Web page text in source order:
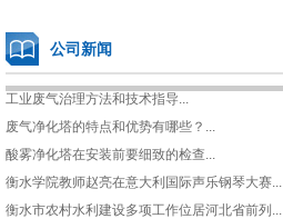
公司新闻
工业废气治理方法和技术指导...
废气净化塔的特点和优势有哪些？...
酸雾净化塔在安装前要细致的检查...
衡水学院教师赵亮在意大利国际声乐钢琴大赛...
衡水市农村水利建设多项工作位居河北省前列...